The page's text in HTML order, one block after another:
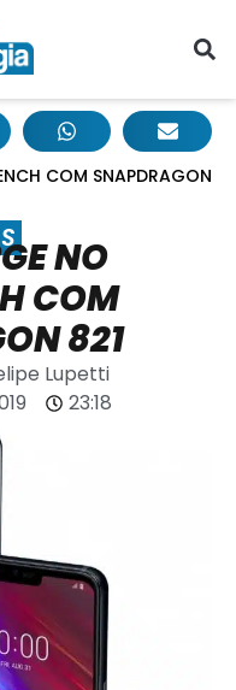
COM SNAPDRAGON
NO
COM
821
Lupetti
23:18